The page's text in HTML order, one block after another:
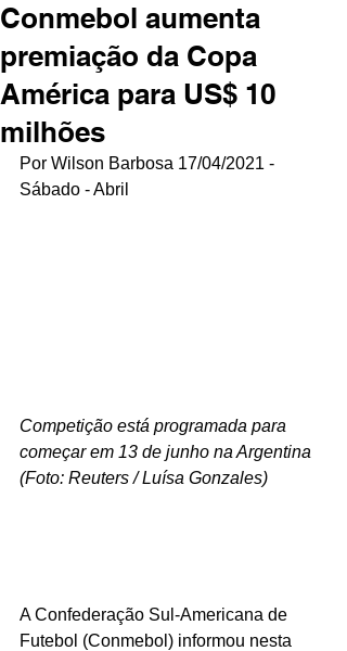
Conmebol aumenta
premiação da Copa
América para US$ 10
milhões
Por Wilson Barbosa 17/04/2021 -
Sábado - Abril
Competição está programada para
começar em 13 de junho na Argentina
(Foto: Reuters / Luísa Gonzales)
A Confederação Sul-Americana de
Futebol (Conmebol) informou nesta